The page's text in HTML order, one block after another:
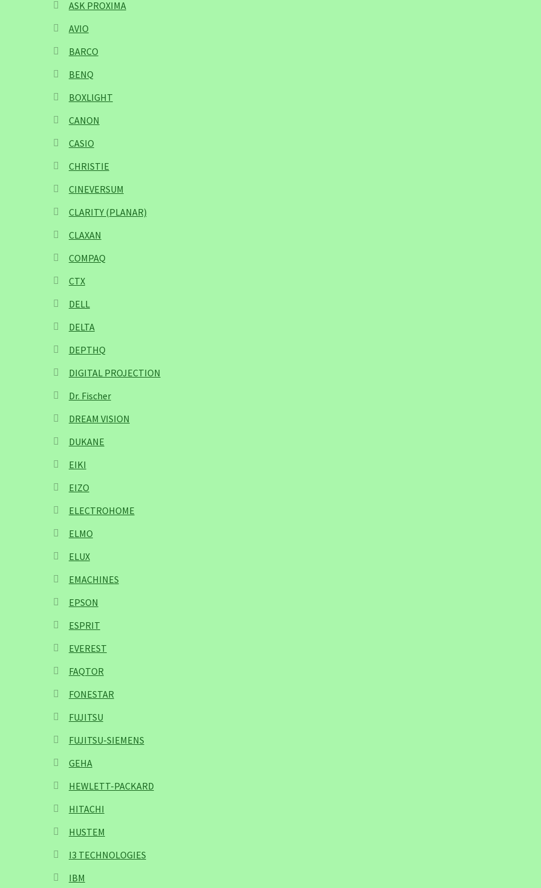
ASK PROXIMA
AVIO
BARCO
BENQ
BOXLIGHT
CANON
CASIO
CHRISTIE
CINEVERSUM
CLARITY (PLANAR)
CLAXAN
COMPAQ
CTX
DELL
DELTA
DEPTHQ
DIGITAL PROJECTION
Dr. Fischer
DREAM VISION
DUKANE
EIKI
EIZO
ELECTROHOME
ELMO
ELUX
EMACHINES
EPSON
ESPRIT
EVEREST
FAQTOR
FONESTAR
FUJITSU
FUJITSU-SIEMENS
GEHA
HEWLETT-PACKARD
HITACHI
HUSTEM
I3 TECHNOLOGIES
IBM